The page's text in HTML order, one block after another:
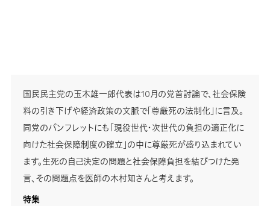
国民民主党の玉木雄一郎代表は10月の党首討論で、社会保険
料の引き下げや経済政策の文脈で「尊厳死の法制化」に言及。
同党のパンフレットにも「現役世代・次世代の負担の適正化に
向けた社会保障制度の確立」の中に尊厳死が盛り込まれてい
ます。生死の自己決定の問題と社会保障負担を結びつけた発
言、その問題点を医師の木村知さんと考えます。
特集